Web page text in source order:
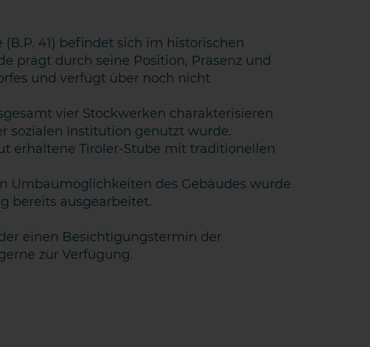
41) befindet sich im historischen
prägt durch seine Position, Präsenz und
und verfügt über noch nicht
vier Stockwerken charakterisieren
sozialen Institution genutzt wurde.
erhaltene Tiroler-Stube mit traditionellen
Umbaumöglichkeiten des Gebäudes wurde
bereits ausgearbeitet.
einen Besichtigungstermin der
zur Verfügung.
KONTAKT AUFNEHMEN